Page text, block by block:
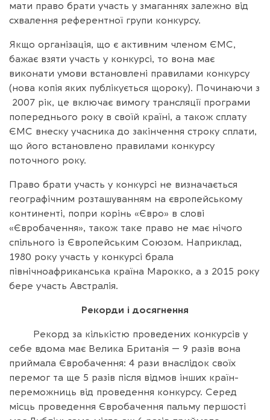
мати право брати участь у змаганнях залежно від
схвалення референтної групи конкурсу.
Якщо організація, що є активним членом ЄМС,
бажає взяти участь у конкурсі, то вона має
виконати умови встановлені правилами конкурсу
(нова копія яких публікується щороку). Починаючи з
2007 рік, це включає вимогу трансляції програми
попереднього року в своїй країні, а також сплату
ЄМС внеску учасника до закінчення строку сплати,
що його встановлено правилами конкурсу
поточного року.
Право брати участь у конкурсі не визначається
географічним розташуванням на європейському
континенті, попри корінь «Євро» в слові
«Євробачення», також таке право не має нічого
спільного із Європейським Союзом. Наприклад,
1980 року участь у конкурсі брала
північноафриканська країна Марокко, а з 2015 року
бере участь Австралія.
Рекорди і досягнення
Рекорд за кількістю проведених конкурсів у
себе вдома має Велика Британія — 9 разів вона
приймала Євробачення: 4 рази внаслідок своїх
перемог та ще 5 разів після відмов інших країн-
переможниць від проведення конкурсу. Серед
місць проведення Євробачення пальму першості